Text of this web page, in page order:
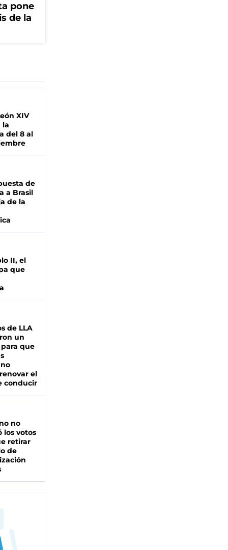
pone
de la
XIV
la
del 8 al
de
a Brasil
de la
II, el
que
de LLA
un
que
el
conducir
no
los votos
retirar
de